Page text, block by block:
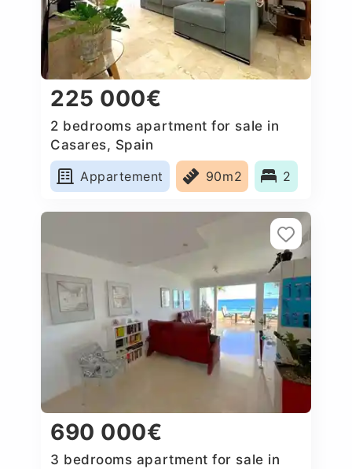
225 000€
2 bedrooms apartment for sale in
Casares, Spain
Appartement
90m2 2
690 000€
3 bedrooms apartment for sale in